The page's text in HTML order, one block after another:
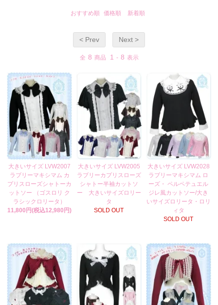
おすすめ順 価格順 新着順
< Prev Next >
全 8 商品 1 - 8 表示
大きいサイズ LVW2007
ラブリーマキシマム カ
プリスローズシャトーカ
ットソー （ゴスロリ ク
ラシックロリータ）
11,800円(税込12,980円)
大きいサイズ LVW2005
ラブリーカプリスローズ
シャトー半袖カットソ
ー 大きいサイズロリー
タ
SOLD OUT
大きいサイズ LVW2028
ラブリーマキシマム ロ
ーズ・ ペルペテュエル
ジレ風カットソー/大き
いサイズロリータ・ロリ
ィタ
SOLD OUT